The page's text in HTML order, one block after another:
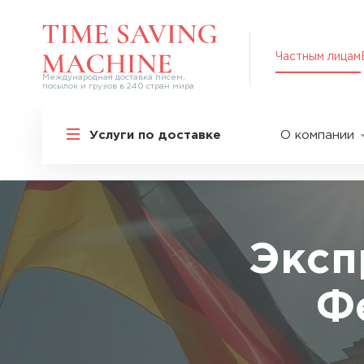
Международная доставка писем,
посылок и грузов в 240 стран мира
Частным лицам
Услуги по доставке
Международная доставка
СНГ
Экспресс-доставка в Россию
Специальные сервисы
Самые срочные тарифы
Перевозка специальных грузов
Дополнительные услуги
Популярные направления
О компании
Оплата
Вакансии
Акции